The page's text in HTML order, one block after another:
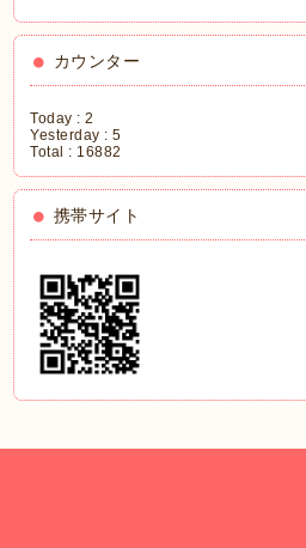
カウンター
Today :2
Yesterday :5
Total : 16882
携帯サイト